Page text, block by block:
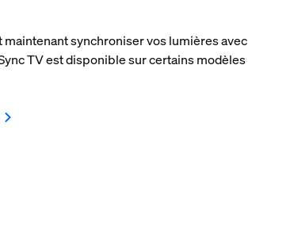
synchroniser vos lumières avec
TV est disponible sur certains modèles